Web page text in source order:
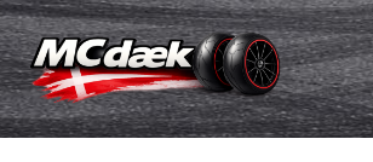
Spring
til
navigation
Spring
til
indhold
Dæk